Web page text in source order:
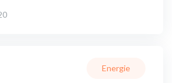
Energie